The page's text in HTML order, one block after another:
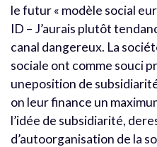
le futur « modèle social
ID – J’aurais plutôt
canal dangereux. La
sociale ont comme souci
uneposition de
on leur finance un
l’idée de subsidiarité,
d’autoorganisation de la